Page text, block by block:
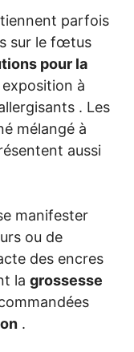
parfois
sur le fœtus
pour la
à
. Les
mélangé à
aussi
manifester
ou de
des encres
la grossesse
.